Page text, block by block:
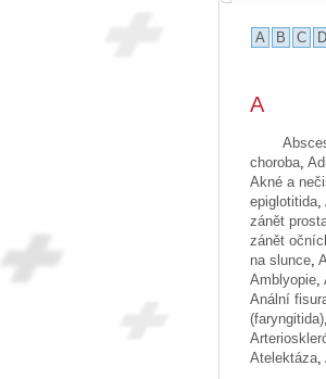
A B C D
A
choroba,
Akné a
epiglotitida,
zánět
zánět
na slunce,
Amblyopie,
Anální
(faryngitida),
Atelektáza,